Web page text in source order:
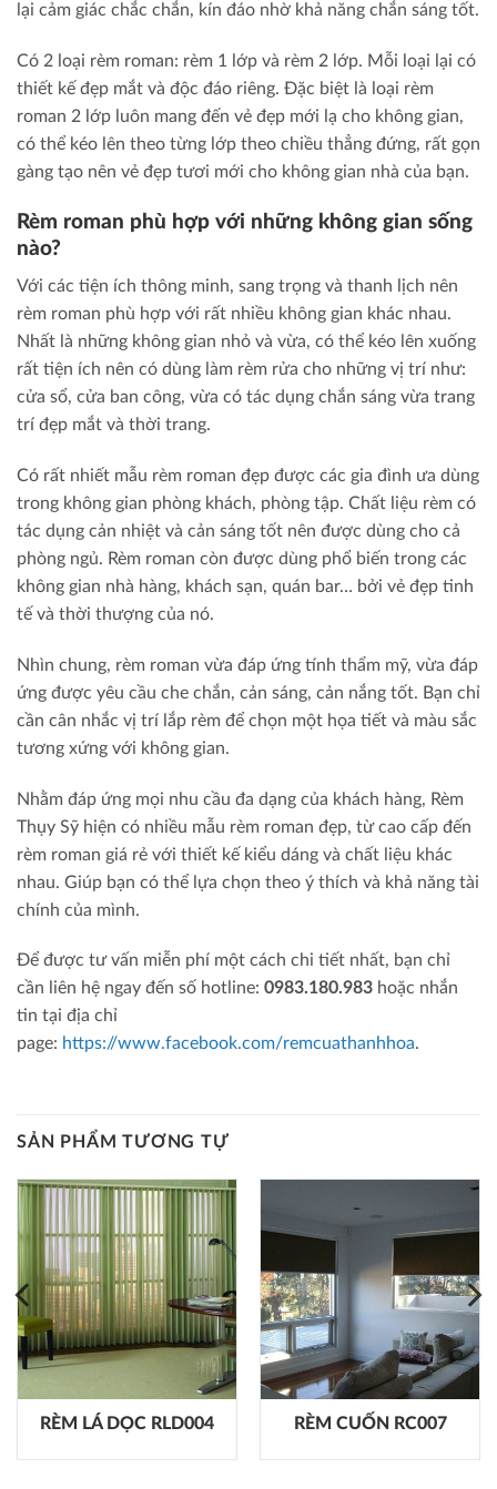
lại cảm giác chắc chắn, kín đáo nhờ khả năng chắn sáng tốt.
Có 2 loại rèm roman: rèm 1 lớp và rèm 2 lớp. Mỗi loại lại có
thiết kế đẹp mắt và độc đáo riêng. Đặc biệt là loại rèm
roman 2 lớp luôn mang đến vẻ đẹp mới lạ cho không gian,
có thể kéo lên theo từng lớp theo chiều thẳng đứng, rất gọn
gàng tạo nên vẻ đẹp tươi mới cho không gian nhà của bạn.
Rèm roman phù hợp với những không gian sống
nào?
Với các tiện ích thông minh, sang trọng và thanh lịch nên
rèm roman phù hợp với rất nhiều không gian khác nhau.
Nhất là những không gian nhỏ và vừa, có thể kéo lên xuống
rất tiện ích nên có dùng làm rèm rửa cho những vị trí như:
cửa sổ, cửa ban công, vừa có tác dụng chắn sáng vừa trang
trí đẹp mắt và thời trang.
Có rất nhiết mẫu rèm roman đẹp được các gia đình ưa dùng
trong không gian phòng khách, phòng tập. Chất liệu rèm có
tác dụng cản nhiệt và cản sáng tốt nên được dùng cho cả
phòng ngủ. Rèm roman còn được dùng phổ biến trong các
không gian nhà hàng, khách sạn, quán bar… bởi vẻ đẹp tinh
tế và thời thượng của nó.
Nhìn chung, rèm roman vừa đáp ứng tính thẩm mỹ, vừa đáp
ứng được yêu cầu che chắn, cản sáng, cản nắng tốt. Bạn chỉ
cần cân nhắc vị trí lắp rèm để chọn một họa tiết và màu sắc
tương xứng với không gian.
Nhằm đáp ứng mọi nhu cầu đa dạng của khách hàng, Rèm
Thụy Sỹ hiện có nhiều mẫu rèm roman đẹp, từ cao cấp đến
rèm roman giá rẻ với thiết kế kiểu dáng và chất liệu khác
nhau. Giúp bạn có thể lựa chọn theo ý thích và khả năng tài
chính của mình.
Để được tư vấn miễn phí một cách chi tiết nhất, bạn chỉ
cần liên hệ ngay đến số hotline: 0983.180.983 hoặc nhắn
tin tại địa chỉ
page: https://www.facebook.com/remcuathanhhoa.
SẢN PHẨM TƯƠNG TỰ
RÈM LÁ DỌC RLD004 RÈM CUỐN RC007